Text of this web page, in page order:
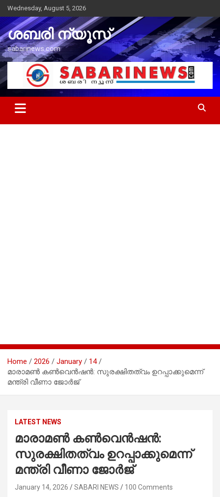
Skip
to
content
Wednesday, August 5, 2026
ശബരി ന്യൂസ്
sabarinews.com
Home 2026 January
14
മാരാമണ്‍ കൺവെൻഷൻ: സുരക്ഷിതത്വം ഉറപ്പാക്കുമെന്ന്
മന്ത്രി വീണാ ജോര്‍ജ്
LATEST NEWS
മാരാമണ്‍ കൺവെൻഷൻ:
സുരക്ഷിതത്വം ഉറപ്പാക്കുമെന്ന്
മന്ത്രി വീണാ ജോര്‍ജ്
January 14, 2026 SABARI NEWS 100 Comments